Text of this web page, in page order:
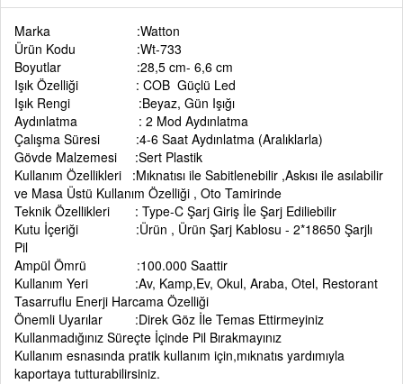
Marka :Watton
Ürün Kodu :Wt-733
Boyutlar :28,5 cm- 6,6 cm
Işık Özelliği : COB Güçlü Led
Işık Rengi :Beyaz, Gün Işığı
Aydınlatma : 2 Mod Aydınlatma
Çalışma Süresi :4-6 Saat Aydınlatma (Aralıklarla)
Gövde Malzemesi :Sert Plastik
Kullanım Özellikleri :Mıknatısı ile Sabitlenebilir ,Askısı ile asılabilir
ve Masa Üstü Kullanım Özelliği , Oto Tamirinde
Teknik Özellikleri : Type-C Şarj Giriş İle Şarj Ediliebilir
Kutu İçeriği :Ürün , Ürün Şarj Kablosu - 2*18650 Şarjlı
Pil
Ampül Ömrü :100.000 Saattir
Kullanım Yeri :Av, Kamp,Ev, Okul, Araba, Otel, Restorant
Tasarruflu Enerji Harcama Özelliği
Önemli Uyarılar :Direk Göz İle Temas Ettirmeyiniz
Kullanmadığınız Süreçte İçinde Pil Bırakmayınız
Kullanım esnasında pratik kullanım için,mıknatıs yardımıyla
kaportaya tutturabilirsiniz.